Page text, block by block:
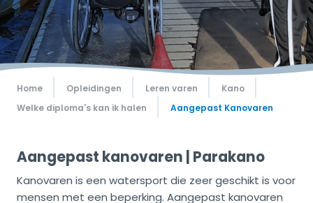
Home Opleidingen Leren varen
Kano
Welke diploma's kan ik halen
Aangepast Kanovaren
Aangepast kanovaren | Parakano
Kanovaren is een watersport die zeer geschikt is voor
mensen met een beperking. Aangepast kanovaren